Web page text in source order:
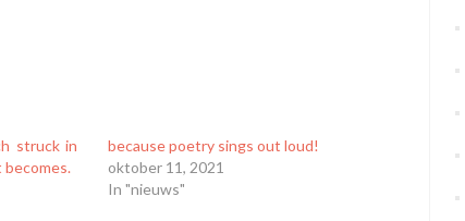
struck in
because poetry sings out loud!
oktober 11, 2021
In "nieuws"